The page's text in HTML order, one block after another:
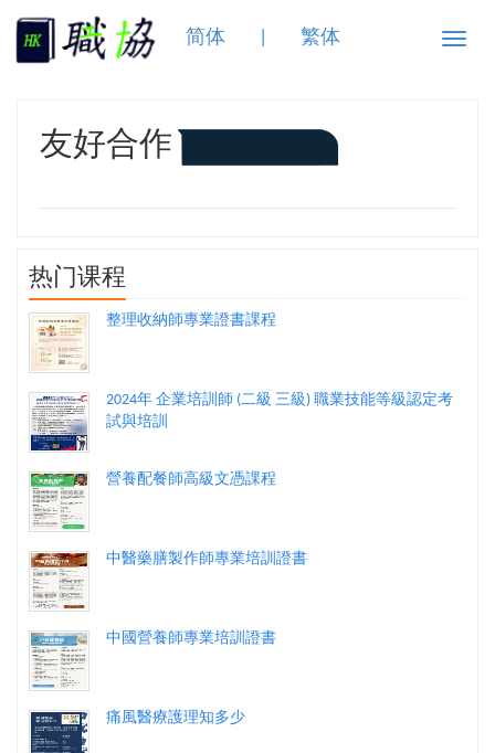
Toggle
简体 繁体
友好合作
热门课程
整理收納師專業證書課程
2024年 企業培訓師 (二級 三級) 職業技能等級認定考
試與培訓
營養配餐師高級文憑課程
中醫藥膳製作師專業培訓證書
中國營養師專業培訓證書
痛風醫療護理知多少